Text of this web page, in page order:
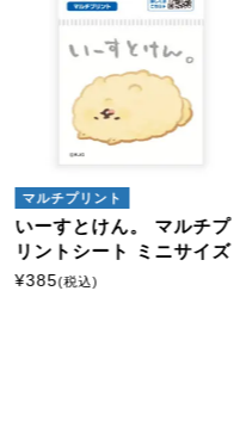
マルチプリント
いーすとけん。 マルチプ
リントシート ミニサイズ
¥385(税込)